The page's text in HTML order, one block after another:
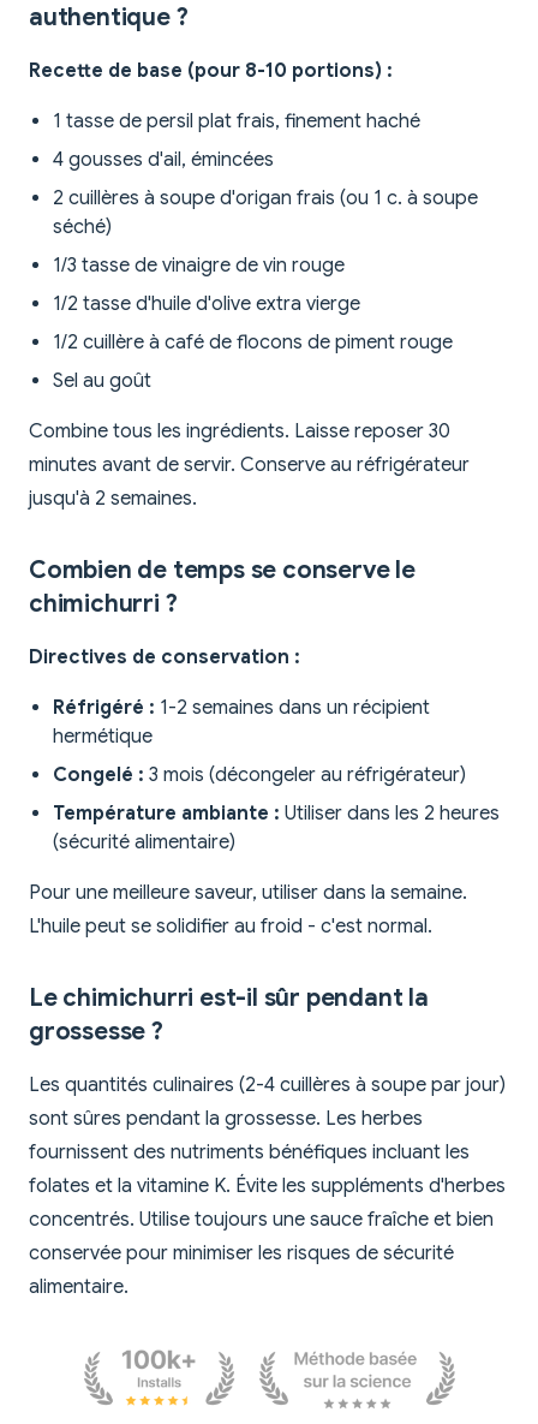
authentique ?
Recette de base (pour 8-10 portions) :
1 tasse de persil plat frais, finement haché
4 gousses d'ail, émincées
2 cuillères à soupe d'origan frais (ou 1 c. à soupe
séché)
1/3 tasse de vinaigre de vin rouge
1/2 tasse d'huile d'olive extra vierge
1/2 cuillère à café de flocons de piment rouge
Sel au goût
Combine tous les ingrédients. Laisse reposer 30
minutes avant de servir. Conserve au réfrigérateur
jusqu'à 2 semaines.
Combien de temps se conserve le
chimichurri ?
Directives de conservation :
Réfrigéré : 1-2 semaines dans un récipient
hermétique
Congelé : 3 mois (décongeler au réfrigérateur)
Température ambiante : Utiliser dans les 2 heures
(sécurité alimentaire)
Pour une meilleure saveur, utiliser dans la semaine.
L'huile peut se solidifier au froid - c'est normal.
Le chimichurri est-il sûr pendant la
grossesse ?
Les quantités culinaires (2-4 cuillères à soupe par jour)
sont sûres pendant la grossesse. Les herbes
fournissent des nutriments bénéfiques incluant les
folates et la vitamine K. Évite les suppléments d'herbes
concentrés. Utilise toujours une sauce fraîche et bien
conservée pour minimiser les risques de sécurité
alimentaire.